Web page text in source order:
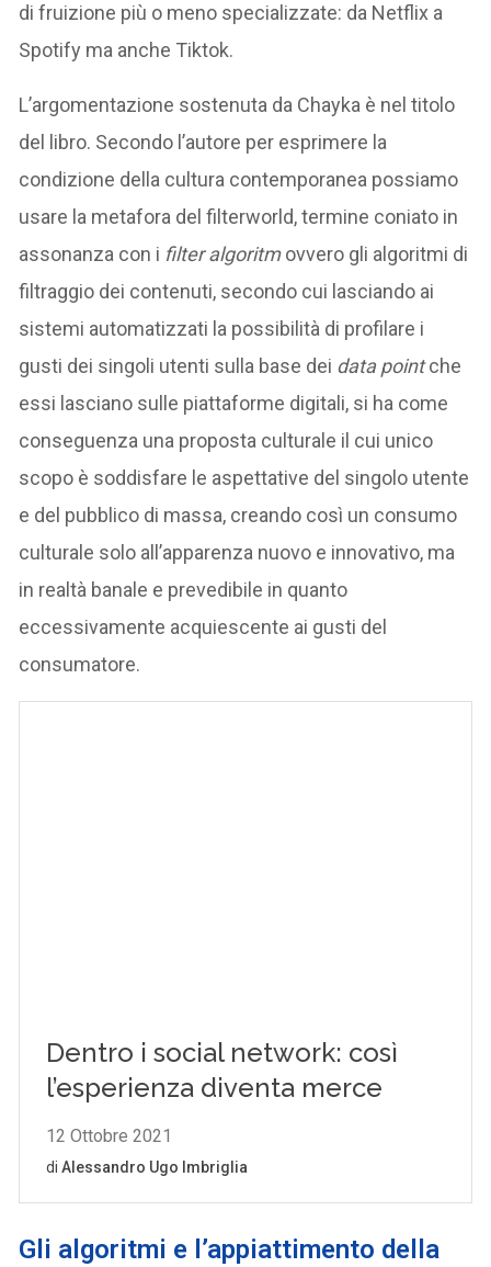
di fruizione più o meno specializzate: da Netflix a
Spotify ma anche Tiktok.
L’argomentazione sostenuta da Chayka è nel titolo
del libro. Secondo l’autore per esprimere la
condizione della cultura contemporanea possiamo
usare la metafora del filterworld, termine coniato in
assonanza con i filter algoritmovvero gli algoritmi di
filtraggio dei contenuti, secondo cui lasciando ai
sistemi automatizzati la possibilità di profilare i
gusti dei singoli utenti sulla base dei data pointche
essi lasciano sulle piattaforme digitali, si ha come
conseguenza una proposta culturale il cui unico
scopo è soddisfare le aspettative del singolo utente
e del pubblico di massa, creando così un consumo
culturale solo all’apparenza nuovo e innovativo, ma
in realtà banale e prevedibile in quanto
eccessivamente acquiescente ai gusti del
consumatore.
Gli algoritmi e l’appiattimento della